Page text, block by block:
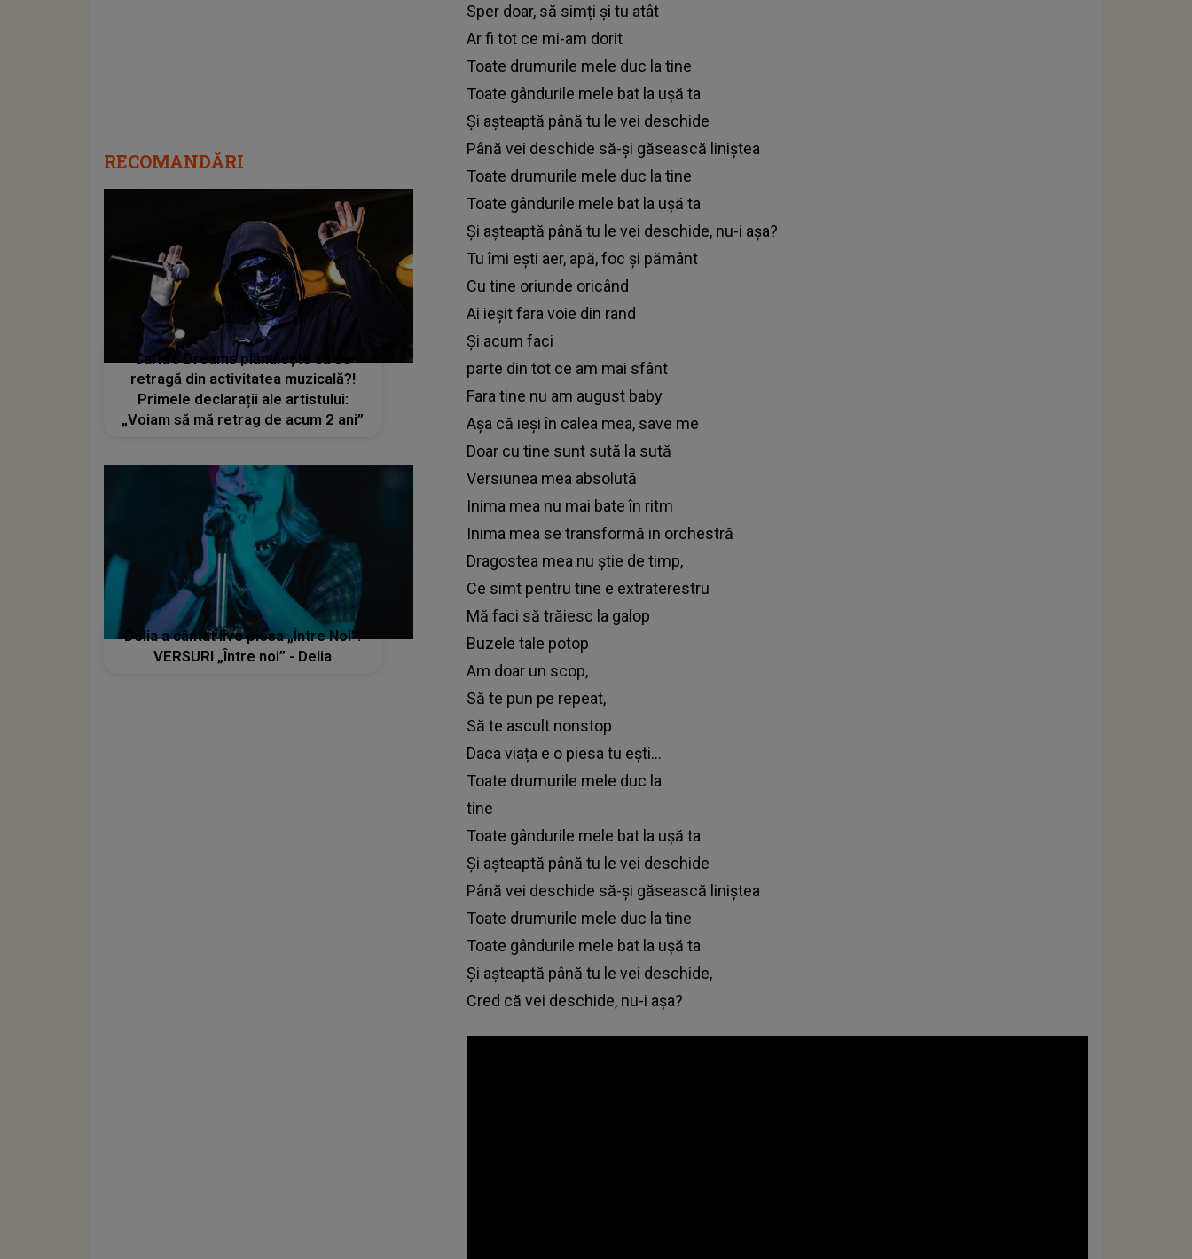
Sper doar, să simți și tu atât
Ar fi tot ce mi-am dorit
Toate drumurile mele duc la tine
Toate gândurile mele bat la ușă ta
Și așteaptă până tu le vei deschide
Până vei deschide să-și găsească liniștea
Toate drumurile mele duc la tine
Toate gândurile mele bat la ușă ta
Și așteaptă până tu le vei deschide, nu-i așa?
Tu îmi ești aer, apă, foc și pământ
Cu tine oriunde oricând
Ai ieșit fara voie din rand
Și acum faci
parte din tot ce am mai sfânt
Fara tine nu am august baby
Așa că ieși în calea mea, save me
Doar cu tine sunt sută la sută
Versiunea mea absolută
Inima mea nu mai bate în ritm
Inima mea se transformă in orchestră
Dragostea mea nu știe de timp,
Ce simt pentru tine e extraterestru
Mă faci să trăiesc la galop
Buzele tale potop
Am doar un scop,
Să te pun pe repeat,
Să te ascult nonstop
Daca viața e o piesa tu ești...
Toate drumurile mele duc la
tine
Toate gândurile mele bat la ușă ta
Și așteaptă până tu le vei deschide
Până vei deschide să-și găsească liniștea
Toate drumurile mele duc la tine
Toate gândurile mele bat la ușă ta
Și așteaptă până tu le vei deschide,
Cred că vei deschide, nu-i așa?
RECOMANDĂRI
Carla’s Dreams plănuiește să se
retragă din activitatea muzicală?!
Primele declarații ale artistului:
„Voiam să mă retrag de acum 2 ani”
Delia a cântat live piesa „Între Noi”.
VERSURI „Între noi” - Delia